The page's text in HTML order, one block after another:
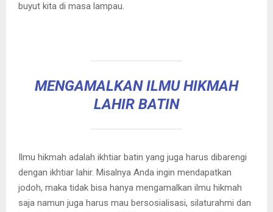
buyut kita di masa lampau.
MENGAMALKAN ILMU HIKMAH
LAHIR BATIN
Ilmu hikmah adalah ikhtiar batin yang juga harus dibarengi
dengan ikhtiar lahir. Misalnya Anda ingin mendapatkan
jodoh, maka tidak bisa hanya mengamalkan ilmu hikmah
saja namun juga harus mau bersosialisasi, silaturahmi dan